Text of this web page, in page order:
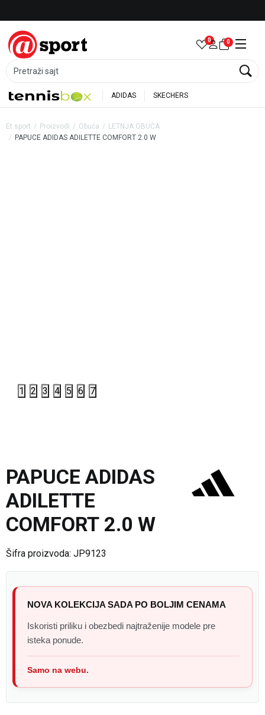
Pretraži sajt
0 0
ADIDAS SKECHERS
Et sport Proizvodi Obuća
LETNJA OBUĆA
PAPUCE ADIDAS ADILETTE COMFORT 2.0 W
1 2 3 4 5 6 7
PAPUCE ADIDAS
ADILETTE
COMFORT 2.0 W
Šifra proizvoda: JP9123
NOVA KOLEKCIJA SADA PO BOLJIM CENAMA
Iskoristi priliku i obezbedi najtraženije modele pre
isteka ponude.
Samo na webu.